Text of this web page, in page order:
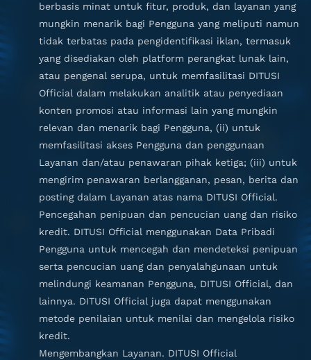
berbasis minat untuk fitur, produk, dan layanan yang
mungkin menarik bagi Pengguna yang meliputi namun
tidak terbatas pada pengidentifikasi iklan, termasuk
yang disediakan oleh platform perangkat lunak lain,
atau pengenal serupa, untuk memfasilitasi DITUSI
Official dalam melakukan analitik atau penyediaan
konten promosi atau informasi lain yang mungkin
relevan dan menarik bagi Pengguna, (ii) untuk
memfasilitasi akses Pengguna dan penggunaan
Layanan dan/atau penawaran pihak ketiga; (iii) untuk
mengirim penawaran berlangganan, pesan, berita dan
posting dalam Layanan atas nama DITUSI Official.
Pencegahan penipuan dan pencucian uang dan risiko
kredit. DITUSI Official menggunakan Data Pribadi
Pengguna untuk mencegah dan mendeteksi penipuan
serta pencucian uang dan penyalahgunaan untuk
melindungi keamanan Pengguna, DITUSI Official, dan
lainnya. DITUSI Official juga dapat menggunakan
metode penilaian untuk menilai dan mengelola risiko
kredit.
Mengembangkan Layanan. DITUSI Official